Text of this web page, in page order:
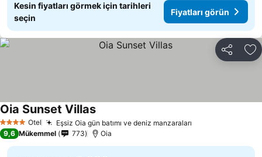
Kesin fiyatları görmek için tarihleri
seçin
Fiyatları görün
Paylaş
4 Yıldız Otel Eşsiz Oia gün batımı ve deniz manzaraları
Oia Sunset Villas
9,6 Mükemmel 773 Oia